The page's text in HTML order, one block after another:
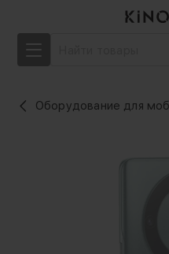
Оборудование для